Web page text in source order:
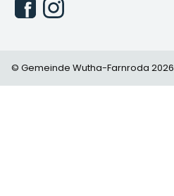
© Gemeinde Wutha-Farnroda 2026